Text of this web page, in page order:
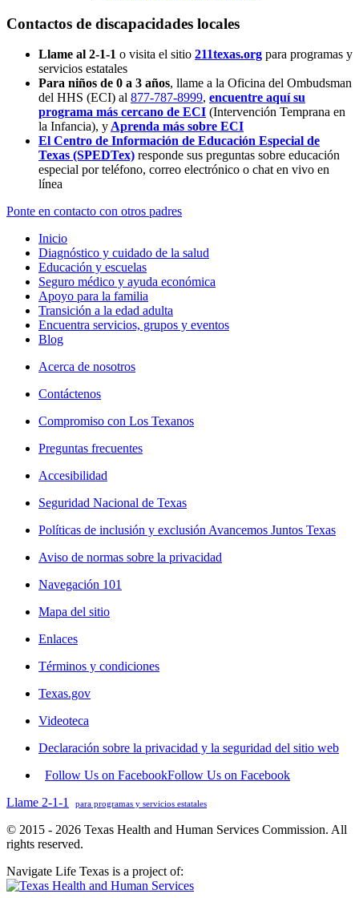
Contactos de discapacidades locales
Llame al 2-1-1 o visita el sitio 211texas.org para programas y
servicios estatales
Para niños de 0 a 3 años, llame a la Oficina del Ombudsman
del HHS (ECI) al 877-787-8999, encuentre aquí su
programa más cercano de ECI (Intervención Temprana en
la Infancia), yAprenda más sobre ECI
El Centro de Información de Educación Especial de
Texas (SPEDTex) responde sus preguntas sobre educación
especial por teléfono, correo electrónico o chat en vivo en
línea
Ponte en contacto con otros padres
Inicio
Diagnóstico y cuidado de la salud
Educación y escuelas
Seguro médico y ayuda económica
Apoyo para la familia
Transición a la edad adulta
Encuentra servicios, grupos y eventos
Blog
Acerca de nosotros
Contáctenos
Compromiso con Los Texanos
Preguntas frecuentes
Accesibilidad
Seguridad Nacional de Texas
Políticas de inclusión y exclusión Avancemos Juntos Texas
Aviso de normas sobre la privacidad
Navegación 101
Mapa del sitio
Enlaces
Términos y condiciones
Texas.gov
Videoteca
Declaración sobre la privacidad y la seguridad del sitio web
Follow Us on FacebookFollow Us on Facebook
Llame 2-1-1
para programas y servicios estatales
© 2015 - 2026 Texas Health and Human Services Commission. All
rights reserved.
Navigate Life Texas is a project of: